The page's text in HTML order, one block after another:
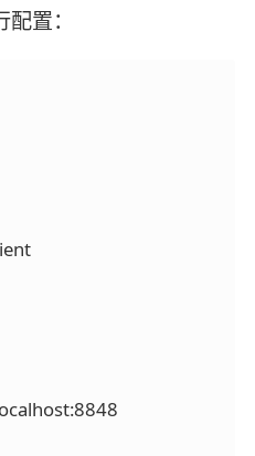
置：
localhost:8848